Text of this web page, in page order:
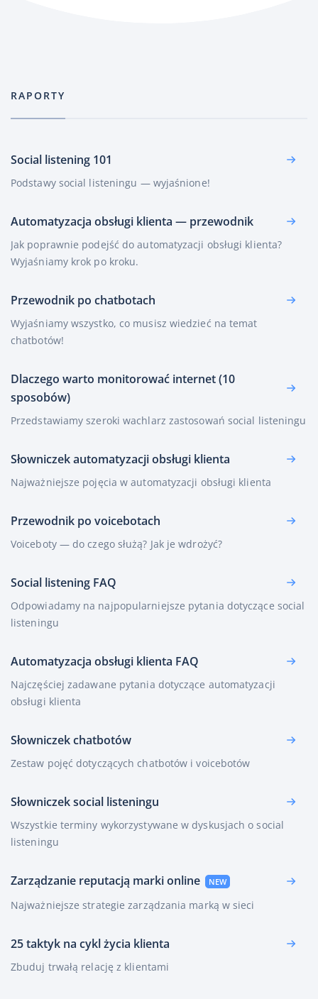
RAPORTY
Social listening 101
Podstawy social listeningu — wyjaśnione!
Automatyzacja obsługi klienta — przewodnik
Jak poprawnie podejść do automatyzacji obsługi klienta?
Wyjaśniamy krok po kroku.
Przewodnik po chatbotach
Wyjaśniamy wszystko, co musisz wiedzieć na temat
chatbotów!
Dlaczego warto monitorować internet (10
sposobów)
Przedstawiamy szeroki wachlarz zastosowań social listeningu
Słowniczek automatyzacji obsługi klienta
Najważniejsze pojęcia w automatyzacji obsługi klienta
Przewodnik po voicebotach
Voiceboty — do czego służą? Jak je wdrożyć?
Social listening FAQ
Odpowiadamy na najpopularniejsze pytania dotyczące social
listeningu
Automatyzacja obsługi klienta FAQ
Najczęściej zadawane pytania dotyczące automatyzacji
obsługi klienta
Słowniczek chatbotów
Zestaw pojęć dotyczących chatbotów i voicebotów
Słowniczek social listeningu
Wszystkie terminy wykorzystywane w dyskusjach o social
listeningu
Zarządzanie reputacją marki online
Najważniejsze strategie zarządzania marką w sieci
25 taktyk na cykl życia klienta
Zbuduj trwałą relację z klientami